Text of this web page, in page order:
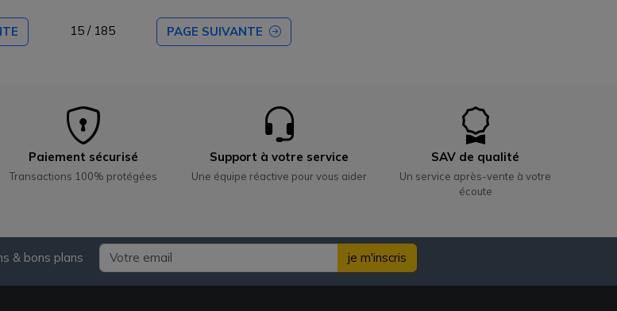
15 / 185 PAGE SUIVANTE
Paiement sécurisé
Transactions 100% protégées
Support à votre service
Une équipe réactive pour vous aider
SAV de qualité
Un service après-vente à votre
écoute
& bons plans je m'inscris